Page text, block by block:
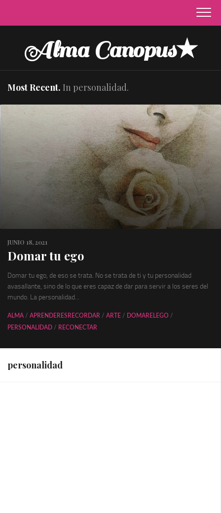
content
Alma Canopus★
Most Recent. In personalidad.
JUNIO 18, 2021
Domar tu ego
Domar tu ego, de eso se trata. No se trata de ti y tu personalidad
avasallante, sino de lo que eres capaz de dar para servir a los seres del
mundo. La personalidad...
ALMA / APRENDERESRECORDAR / ARTE / DOMARELEGO /
PERSONALIDAD / RECONECTAR
personalidad